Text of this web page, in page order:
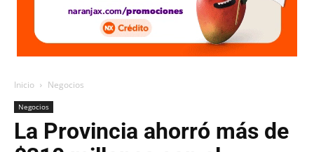
Inicio Negocios
Negocios
La Provincia ahorró más de